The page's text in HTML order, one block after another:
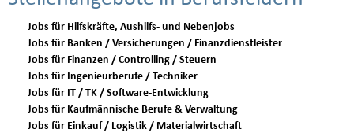
Jobs für Hilfskräfte, Aushilfs- und Nebenjobs
Jobs für Banken / Versicherungen / Finanzdienstleister
Jobs für Finanzen / Controlling / Steuern
Jobs für Ingenieurberufe / Techniker
Jobs für IT / TK / Software-Entwicklung
Jobs für Kaufmännische Berufe & Verwaltung
Jobs für Einkauf / Logistik / Materialwirtschaft